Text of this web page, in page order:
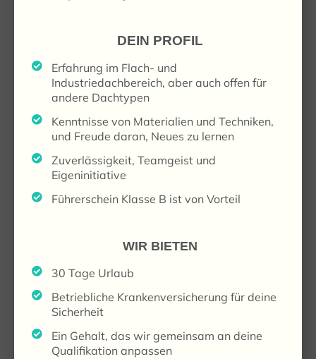
DEIN PROFIL
Erfahrung im Flach- und
Industriedachbereich, aber auch offen für
andere Dachtypen
Kenntnisse von Materialien und Techniken,
und Freude daran, Neues zu lernen
Zuverlässigkeit, Teamgeist und
Eigeninitiative
Führerschein Klasse B ist von Vorteil
WIR BIETEN
30 Tage Urlaub
Betriebliche Krankenversicherung für deine
Sicherheit
Ein Gehalt, das wir gemeinsam an deine
Qualifikation anpassen